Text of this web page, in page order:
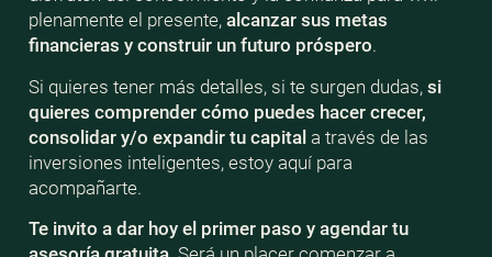
plenamente el presente, alcanzar sus metas
financieras y construir un futuro próspero.
Si quieres tener más detalles, si te surgen dudas, si
quieres comprender cómo puedes hacer crecer,
consolidar y/o expandir tu capitala través de las
inversiones inteligentes, estoy aquí para
acompañarte.
Te invito a dar hoy el primer paso y agendar tu